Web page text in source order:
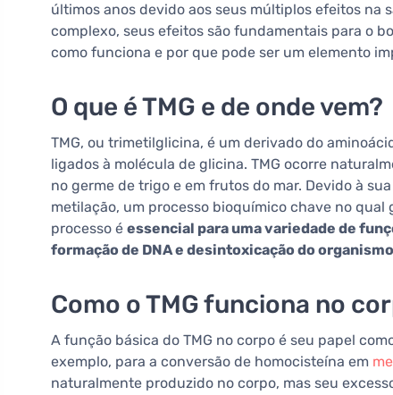
últimos anos devido aos seus múltiplos efeitos na
complexo, seus efeitos são fundamentais para o
como funciona e por que pode ser um elemento
O que é TMG e de onde vem?
TMG, ou trimetilglicina, é um derivado do
ligados à molécula de glicina. TMG ocorre
no germe de trigo e em frutos do mar. Devido à
metilação, um processo bioquímico chave no
processo é essencial para uma variedade de
formação de DNA e desintoxicação do organismo
Como o TMG funciona no
A função básica do TMG no corpo é seu papel
exemplo, para a conversão de homocisteína em
naturalmente produzido no corpo, mas seu